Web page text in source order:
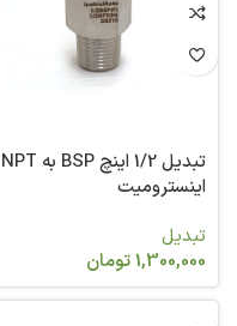
تبدیل 1/2 اینچ BSP به NPT
اینسترومیت
تبدیل
1,300,000تومان